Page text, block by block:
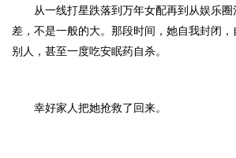
从一线打星跌落到万年女配再到从娱乐
差，不是一般的大。那段时间，她自我封闭
别人，甚至一度吃安眠药自杀。
幸好家人把她抢救了回来。